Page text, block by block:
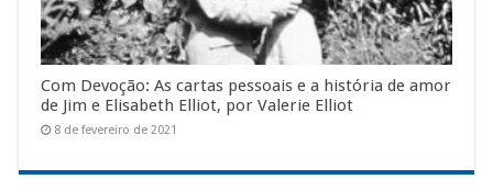
Com Devoção: As cartas pessoais e a história de amor
de Jim e Elisabeth Elliot, por Valerie Elliot
8 de fevereiro de 2021